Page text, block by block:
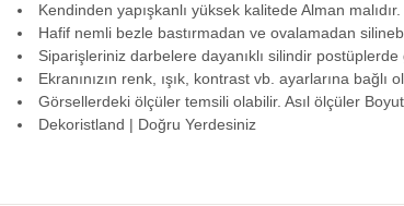
Kendinden yapışkanlı yüksek kalitede Alman malıdır.
Hafif nemli bezle bastırmadan ve ovalamadan
Siparişleriniz darbelere dayanıklı silindir postüplerde
Ekranınızın renk, ışık, kontrast vb. ayarlarına
Görsellerdeki ölçüler temsili olabilir. Asıl ölçüler
Dekoristland | Doğru Yerdesiniz